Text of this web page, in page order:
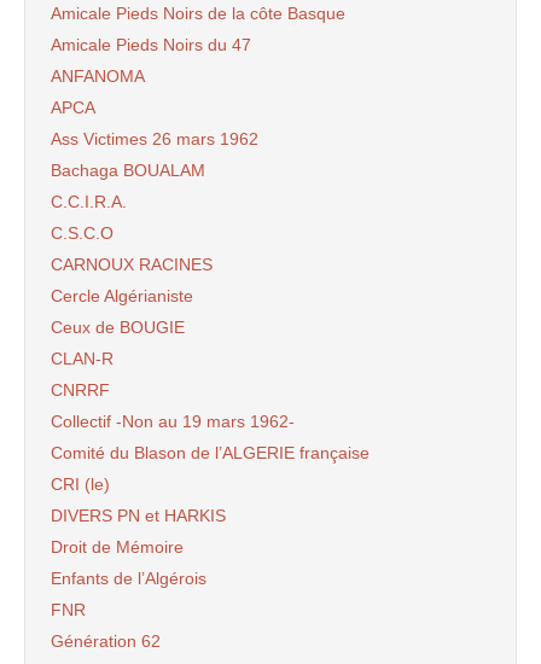
Amicale Pieds Noirs de la côte Basque
Amicale Pieds Noirs du 47
ANFANOMA
APCA
Ass Victimes 26 mars 1962
Bachaga BOUALAM
C.C.I.R.A.
C.S.C.O
CARNOUX RACINES
Cercle Algérianiste
Ceux de BOUGIE
CLAN-R
CNRRF
Collectif -Non au 19 mars 1962-
Comité du Blason de l’ALGERIE française
CRI (le)
DIVERS PN et HARKIS
Droit de Mémoire
Enfants de l’Algérois
FNR
Génération 62